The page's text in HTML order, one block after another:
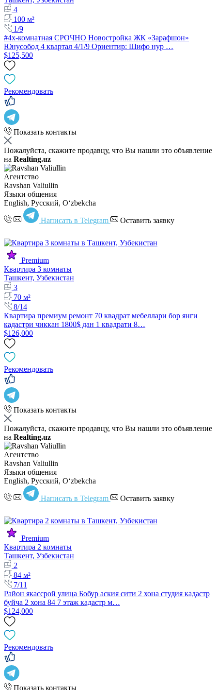
4
100 м²
1/9
#4х-комнатная СРОЧНО Новостройка ЖК «Зарафшон»
Юнусобод 4 квартал 4/1/9 Ориентир: Шифо нур …
$125,500
Рекомендовать
Показать контакты
Пожалуйста, скажите продавцу, что Вы нашли это объявление
на Realting.uz
Агентство
Ravshan Valiullin
Языки общения
English, Русский, Oʻzbekcha
Написать в Telegram Оставить заявку
Premium
Квартира 3 комнаты
Ташкент, Узбекистан
3
70 м²
8/14
Квартира премиум ремонт 70 квадрат мебеллари бор янги
кадастри чиккан 1800$ дан 1 квадрати 8…
$126,000
Рекомендовать
Показать контакты
Пожалуйста, скажите продавцу, что Вы нашли это объявление
на Realting.uz
Агентство
Ravshan Valiullin
Языки общения
English, Русский, Oʻzbekcha
Написать в Telegram Оставить заявку
Premium
Квартира 2 комнаты
Ташкент, Узбекистан
2
84 м²
7/11
Район якассрой улица Бобур аския сити 2 хона студия кадастр
буйча 2 хона 84 7 этаж кадастр м…
$124,000
Рекомендовать
Показать контакты